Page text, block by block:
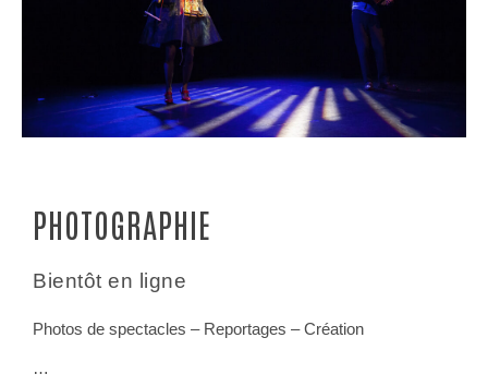
PHOTOGRAPHIE
Bientôt en ligne
Photos de spectacles – Reportages – Création
…